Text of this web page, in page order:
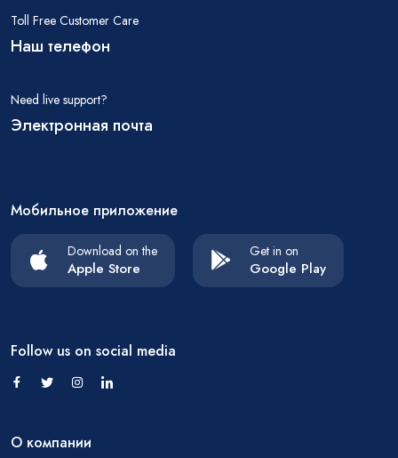
Toll Free Customer Care
Наш телефон
Need live support?
Электронная почта
Мобильное приложение
Download on the
Apple Store
Get in on
Google Play
Follow us on social media
О компании